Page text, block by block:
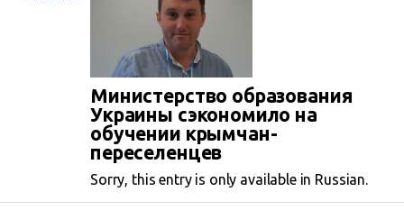
Министерство образования
Украины сэкономило на
обучении крымчан-
переселенцев
Sorry, this entry is only available in Russian.